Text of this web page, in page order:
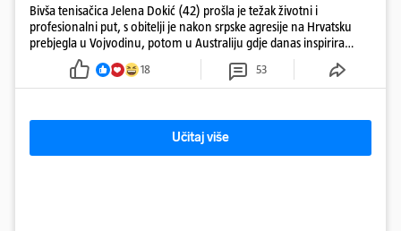
Bivša tenisačica Jelena Dokić (42) prošla je težak životni i
profesionalni put, s obitelji je nakon srpske agresije na Hrvatsku
prebjegla u Vojvodinu, potom u Australiju gdje danas inspirira
18 53
Učitaj više